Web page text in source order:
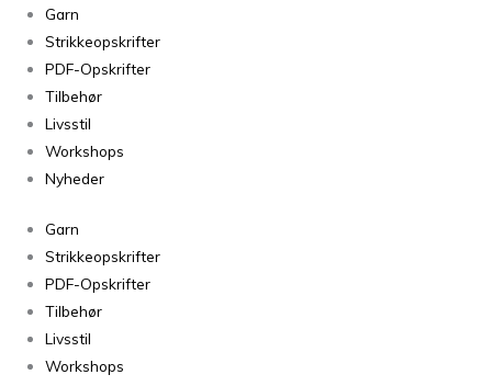
Garn
Strikkeopskrifter
PDF-Opskrifter
Tilbehør
Livsstil
Workshops
Nyheder
Garn
Strikkeopskrifter
PDF-Opskrifter
Tilbehør
Livsstil
Workshops
Sakura
antal